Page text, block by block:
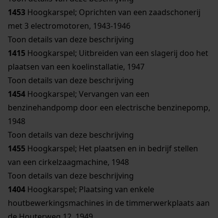
1453 Hoogkarspel; Oprichten van een zaadschonerij
met 3 electromotoren, 1943-1946
Toon details van deze beschrijving
1415 Hoogkarspel; Uitbreiden van een slagerij doo het
plaatsen van een koelinstallatie, 1947
Toon details van deze beschrijving
1454 Hoogkarspel; Vervangen van een
benzinehandpomp door een electrische benzinepomp,
1948
Toon details van deze beschrijving
1455 Hoogkarspel; Het plaatsen en in bedrijf stellen
van een cirkelzaagmachine, 1948
Toon details van deze beschrijving
1404 Hoogkarspel; Plaatsing van enkele
houtbewerkingsmachines in de timmerwerkplaats aan